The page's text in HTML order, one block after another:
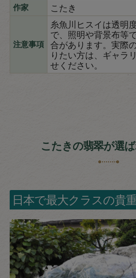
作家 こたき
注意事項
糸魚川ヒスイは透明
で、照明や背景布等
合があります。実際
りたい方は、ギャラ
せください。
こたきの翡翠が選
日本で最大クラスの貴